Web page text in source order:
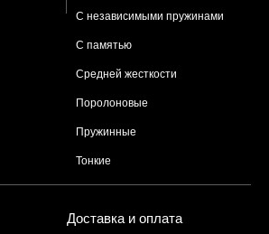
С независимыми пружинами
С памятью
Средней жесткости
Поролоновые
Пружинные
Тонкие
Доставка и оплата